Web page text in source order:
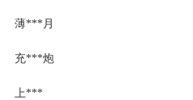
薄***月
充***炮
上***